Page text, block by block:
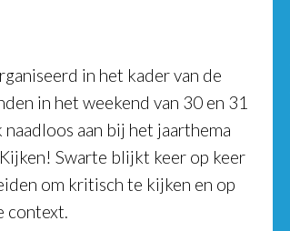
in het kader van de
in het weekend van 30 en 31
aan bij het jaarthema
Swarte blijkt keer op keer
om kritisch te kijken en op
context.